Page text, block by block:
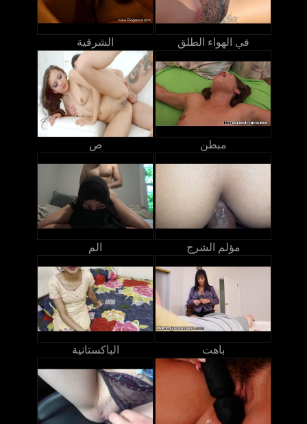
الشرقية في الهواء الطلق
ص مبطن
الم مؤلم الشرج
الباكستانية باهت